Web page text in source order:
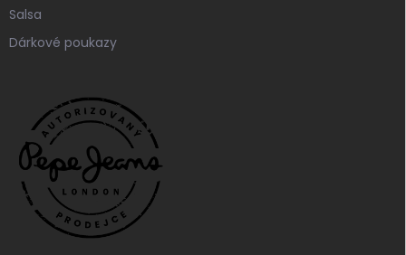
Salsa
Dárkové poukazy